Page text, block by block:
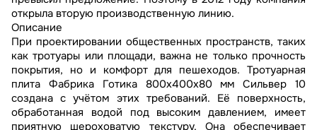
открыла вторую производственную линию.
Описание
При проектировании общественных пространств, таких
как тротуары или площади, важна не только прочность
покрытия, но и комфорт для пешеходов. Тротуарная
плита Фабрика Готика 800х400х80 мм Сильвер 10
создана с учётом этих требований. Её поверхность,
обработанная водой под высоким давлением, имеет
приятную шероховатую текстуру. Она обеспечивает